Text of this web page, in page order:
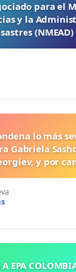
para el
y la
(NMEAD)
lo más
Gabriela
y por
para los
los
A EPA